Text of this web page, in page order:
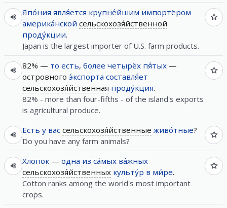
Япо́ния явля́ется крупне́йшим импортёром
америка́нской сельскохозя́йственной
проду́кции.
Japan is the largest importer of U.S. farm products.
82% — то есть, более четырёх пя́тых —
островного э́кспорта составля́ет
сельскохозя́йственная проду́кция.
82% - more than four-fifths - of the island's exports
is agricultural produce.
Есть у вас сельскохозя́йственные живо́тные?
Do you have any farm animals?
Хлопок — одна из са́мых ва́жных
сельскохозя́йственных культу́р в ми́ре.
Cotton ranks among the world's most important
crops.